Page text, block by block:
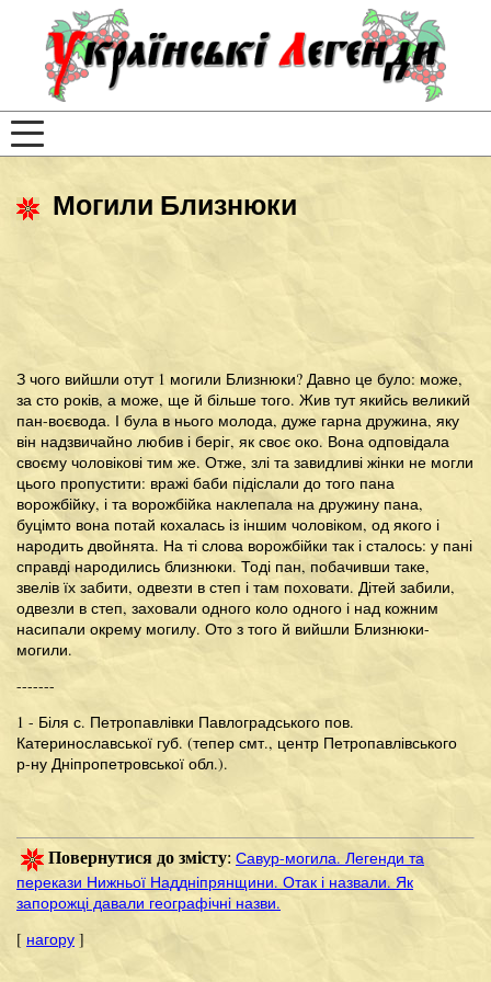
Могили Близнюки
З чого вийшли отут 1 могили Близнюки? Давно це було: може,
за сто років, а може, ще й більше того. Жив тут якийсь великий
пан-воєвода. І була в нього молода, дуже гарна дружина, яку
він надзвичайно любив і беріг, як своє око. Вона одповідала
своєму чоловікові тим же. Отже, злі та завидливі жінки не могли
цього пропустити: вражі баби підіслали до того пана
ворожбійку, і та ворожбійка наклепала на дружину пана,
буцімто вона потай кохалась із іншим чоловіком, од якого і
народить двойнята. На ті слова ворожбійки так і сталось: у пані
справді народились близнюки. Тоді пан, побачивши таке,
звелів їх забити, одвезти в степ і там поховати. Дітей забили,
одвезли в степ, заховали одного коло одного і над кожним
насипали окрему могилу. Ото з того й вийшли Близнюки-
могили.
-------
1 - Біля с. Петропавлівки Павлоградського пов.
Катеринославської губ. (тепер смт., центр Петропавлівського
р-ну Дніпропетровської обл.).
Повернутися до змісту: Савур-могила. Легенди та
перекази Нижньої Наддніпрянщини. Отак і назвали. Як
запорожці давали географічні назви.
[ нагору ]